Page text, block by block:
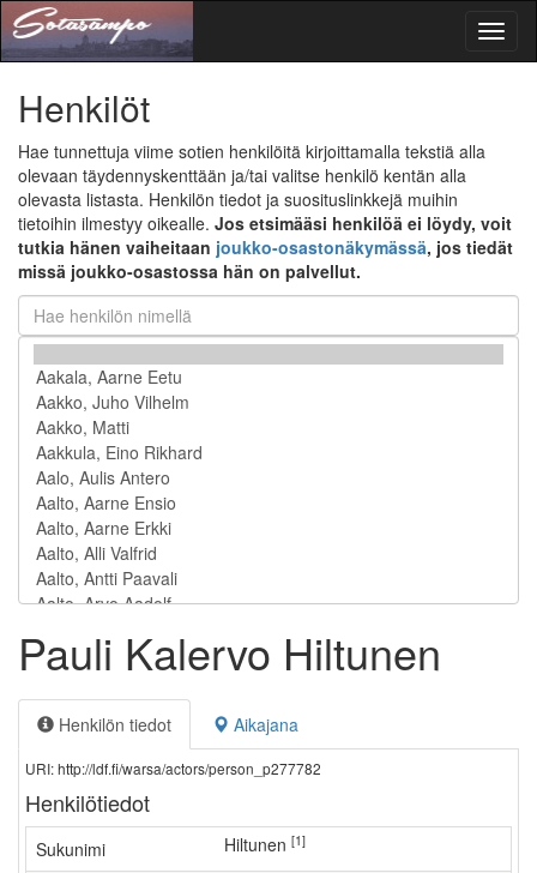
Henkilöt
Hae tunnettuja viime sotien henkilöitä kirjoittamalla tekstiä alla
olevaan täydennyskenttään ja/tai valitse henkilö kentän alla
olevasta listasta. Henkilön tiedot ja suosituslinkkejä muihin
tietoihin ilmestyy oikealle. Jos etsimääsi henkilöä ei löydy, voit
tutkia hänen vaiheitaan joukko-osastonäkymässä, jos tiedät
missä joukko-osastossa hän on palvellut.
Pauli Kalervo Hiltunen
Henkilön tiedot Aikajana
URI: http://ldf.fi/warsa/actors/person_p277782
Henkilötiedot
Sukunimi Hiltunen [1]